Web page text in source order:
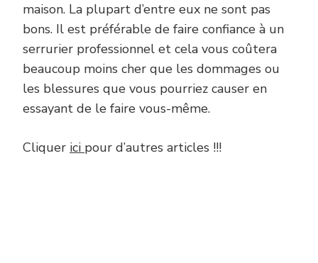
maison. La plupart d’entre eux ne sont pas
bons. Il est préférable de faire confiance à un
serrurier professionnel et cela vous coûtera
beaucoup moins cher que les dommages ou
les blessures que vous pourriez causer en
essayant de le faire vous-même.
Cliquer ici pour d’autres articles !!!